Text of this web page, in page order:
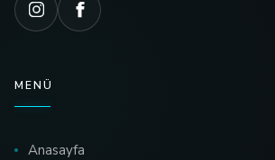
MENÜ
Anasayfa